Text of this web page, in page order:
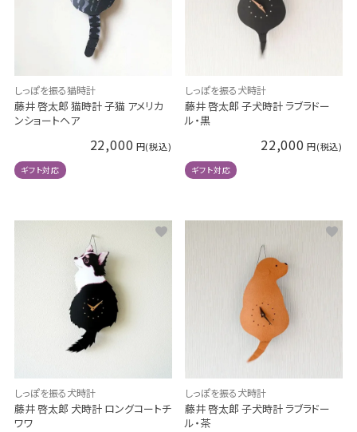
しっぽを振る猫時計
藤井 啓太郎 猫時計 子猫 アメリカ
ンショートヘア
22,000
ギフト対応
しっぽを振る犬時計
藤井 啓太郎 子犬時計 ラブラドー
ル・黒
22,000
ギフト対応
しっぽを振る犬時計
藤井 啓太郎 犬時計 ロングコートチ
ワワ
しっぽを振る犬時計
藤井 啓太郎 子犬時計 ラブラドー
ル・茶